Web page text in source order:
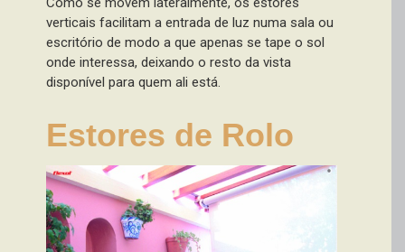
verticais facilitam a entrada de luz numa sala ou
escritório de modo a que apenas se tape o sol
onde interessa, deixando o resto da vista
disponível para quem ali está.
Estores de Rolo